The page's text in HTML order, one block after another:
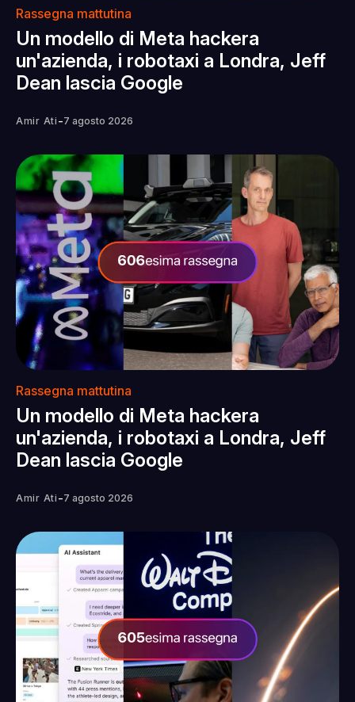
Rassegna mattutina
Un modello di Meta hackera
un'azienda, i robotaxi a Londra, Jeff
Dean lascia Google
Amir Ati -7 agosto 2026
Rassegna mattutina
Un modello di Meta hackera
un'azienda, i robotaxi a Londra, Jeff
Dean lascia Google
Amir Ati -7 agosto 2026